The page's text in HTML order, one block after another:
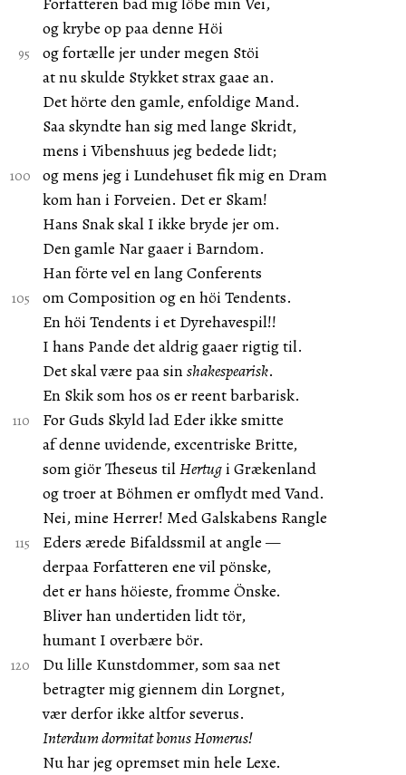
og krybe op paa denne Höi
og fortælle jer under megen Stöi
at nu skulde Stykket strax gaae an.
Det hörte den gamle, enfoldige Mand.
Saa skyndte han sig med lange Skridt,
mens i Vibenshuus jeg bedede lidt;
og mens jeg i Lundehuset fik mig en Dram
kom han i Forveien. Det er Skam!
Hans Snak skal I ikke bryde jer om.
Den gamle Nar gaaer i Barndom.
Han förte vel en lang Conferents
om Composition og en höi Tendents.
En höi Tendents i et Dyrehavespil!!
I hans Pande det aldrig gaaer rigtig til.
Det skal være paa sinshakespearisk.
En Skik som hos os er reent barbarisk.
For Guds Skyld lad Eder ikke smitte
af denne uvidende, excentriske Britte,
som giör Theseus tilHertugi Grækenland
og troer at Böhmen er omflydt med Vand.
Nei, mine Herrer! Med Galskabens Rangle
Eders ærede Bifaldssmil at angle —
derpaa Forfatteren ene vil pönske,
det er hans höieste, fromme Önske.
Bliver han undertiden lidt tör,
humant I overbære bör.
Du lille Kunstdommer, som saa net
betragter mig giennem din Lorgnet,
vær derfor ikke altfor severus.
Interdum dormitat bonus Homerus!
Nu har jeg opremset min hele Lexe.